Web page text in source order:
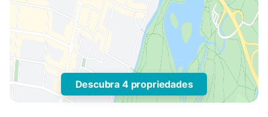
Descubra 4 propriedades